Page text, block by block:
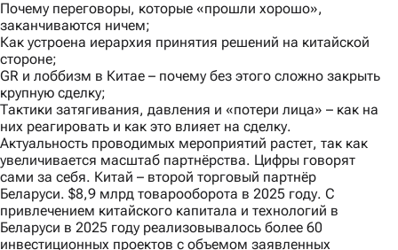
Почему переговоры, которые «прошли хорошо»,
заканчиваются ничем;
Как устроена иерархия принятия решений на китайской
стороне;
GR и лоббизм в Китае – почему без этого сложно закрыть
крупную сделку;
Тактики затягивания, давления и «потери лица» – как на
них реагировать и как это влияет на сделку.
Актуальность проводимых мероприятий растет, так как
увеличивается масштаб партнёрства. Цифры говорят
сами за себя. Китай – второй торговый партнёр
Беларуси. $8,9 млрд товарооборота в 2025 году. С
привлечением китайского капитала и технологий в
Беларуси в 2025 году реализовывалось более 60
инвестиционных проектов с объемом заявленных